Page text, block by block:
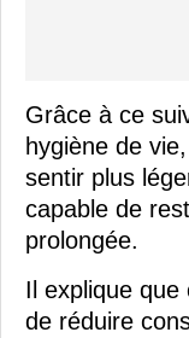
Grâce à ce
hygiène de
sentir plus
capable de
prolongée.
Il explique
de réduire